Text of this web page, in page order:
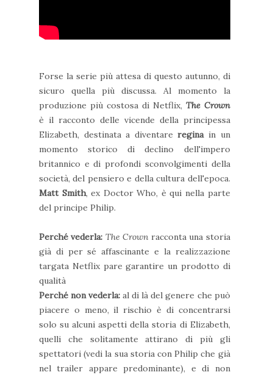
Forse la serie più attesa di questo autunno, di
sicuro quella più discussa. Al momento la
produzione più costosa di Netflix, The Crown
è il racconto delle vicende della principessa
Elizabeth, destinata a diventare reginain un
momento storico di declino dell'impero
britannico e di profondi sconvolgimenti della
società, del pensiero e della cultura dell'epoca.
Matt Smith, ex Doctor Who, è qui nella parte
del principe Philip.
Perché vederla: The Crownracconta una storia
già di per sé affascinante e la realizzazione
targata Netflix pare garantire un prodotto di
qualità
Perché non vederla:al di là del genere che può
piacere o meno, il rischio è di concentrarsi
solo su alcuni aspetti della storia di Elizabeth,
quelli che solitamente attirano di più gli
spettatori (vedi la sua storia con Philip che già
nel trailer appare predominante), e di non